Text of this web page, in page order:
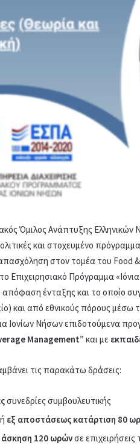
Όμιλος Ανάπτυξης Ελληνικών
και στοχευμένο
στον τομέα του Food
Επιχειρησιακό Πρόγραμμα
ένταξης και το οποίο
και από εθνικούς πόρους
Ιονίων Νήσων επιδοτούμενα
Management” και με
τις παρακάτω δράσεις:
συνεδρίες συμβουλευτικής
εξ αποστάσεως κατάρτιση 80
άσκηση 120 ωρώνσε